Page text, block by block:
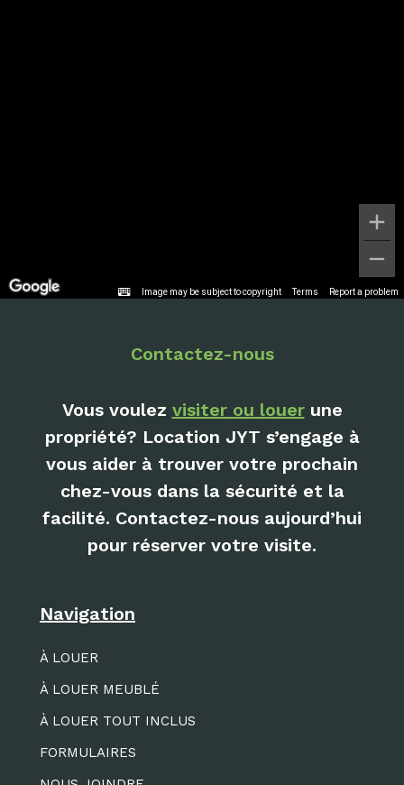
Image may be subject to copyright Terms Report a problem
Contactez-nous
Vous voulez visiter ou louerune
propriété? Location JYT s’engage à
vous aider à trouver votre prochain
chez-vous dans la sécurité et la
facilité. Contactez-nous aujourd’hui
pour réserver votre visite.
Navigation
À LOUER
À LOUER MEUBLÉ
À LOUER TOUT INCLUS
FORMULAIRES